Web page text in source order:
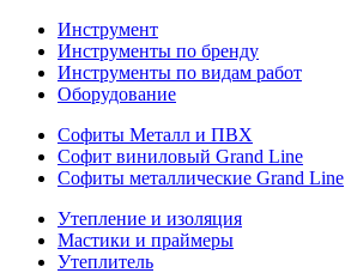
Инструмент
Инструменты по бренду
Инструменты по видам работ
Оборудование
Софиты Металл и ПВХ
Софит виниловый Grand Line
Софиты металлические Grand Line
Утепление и изоляция
Мастики и праймеры
Утеплитель